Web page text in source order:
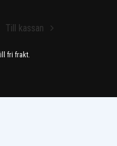
Till kassan
fri frakt.